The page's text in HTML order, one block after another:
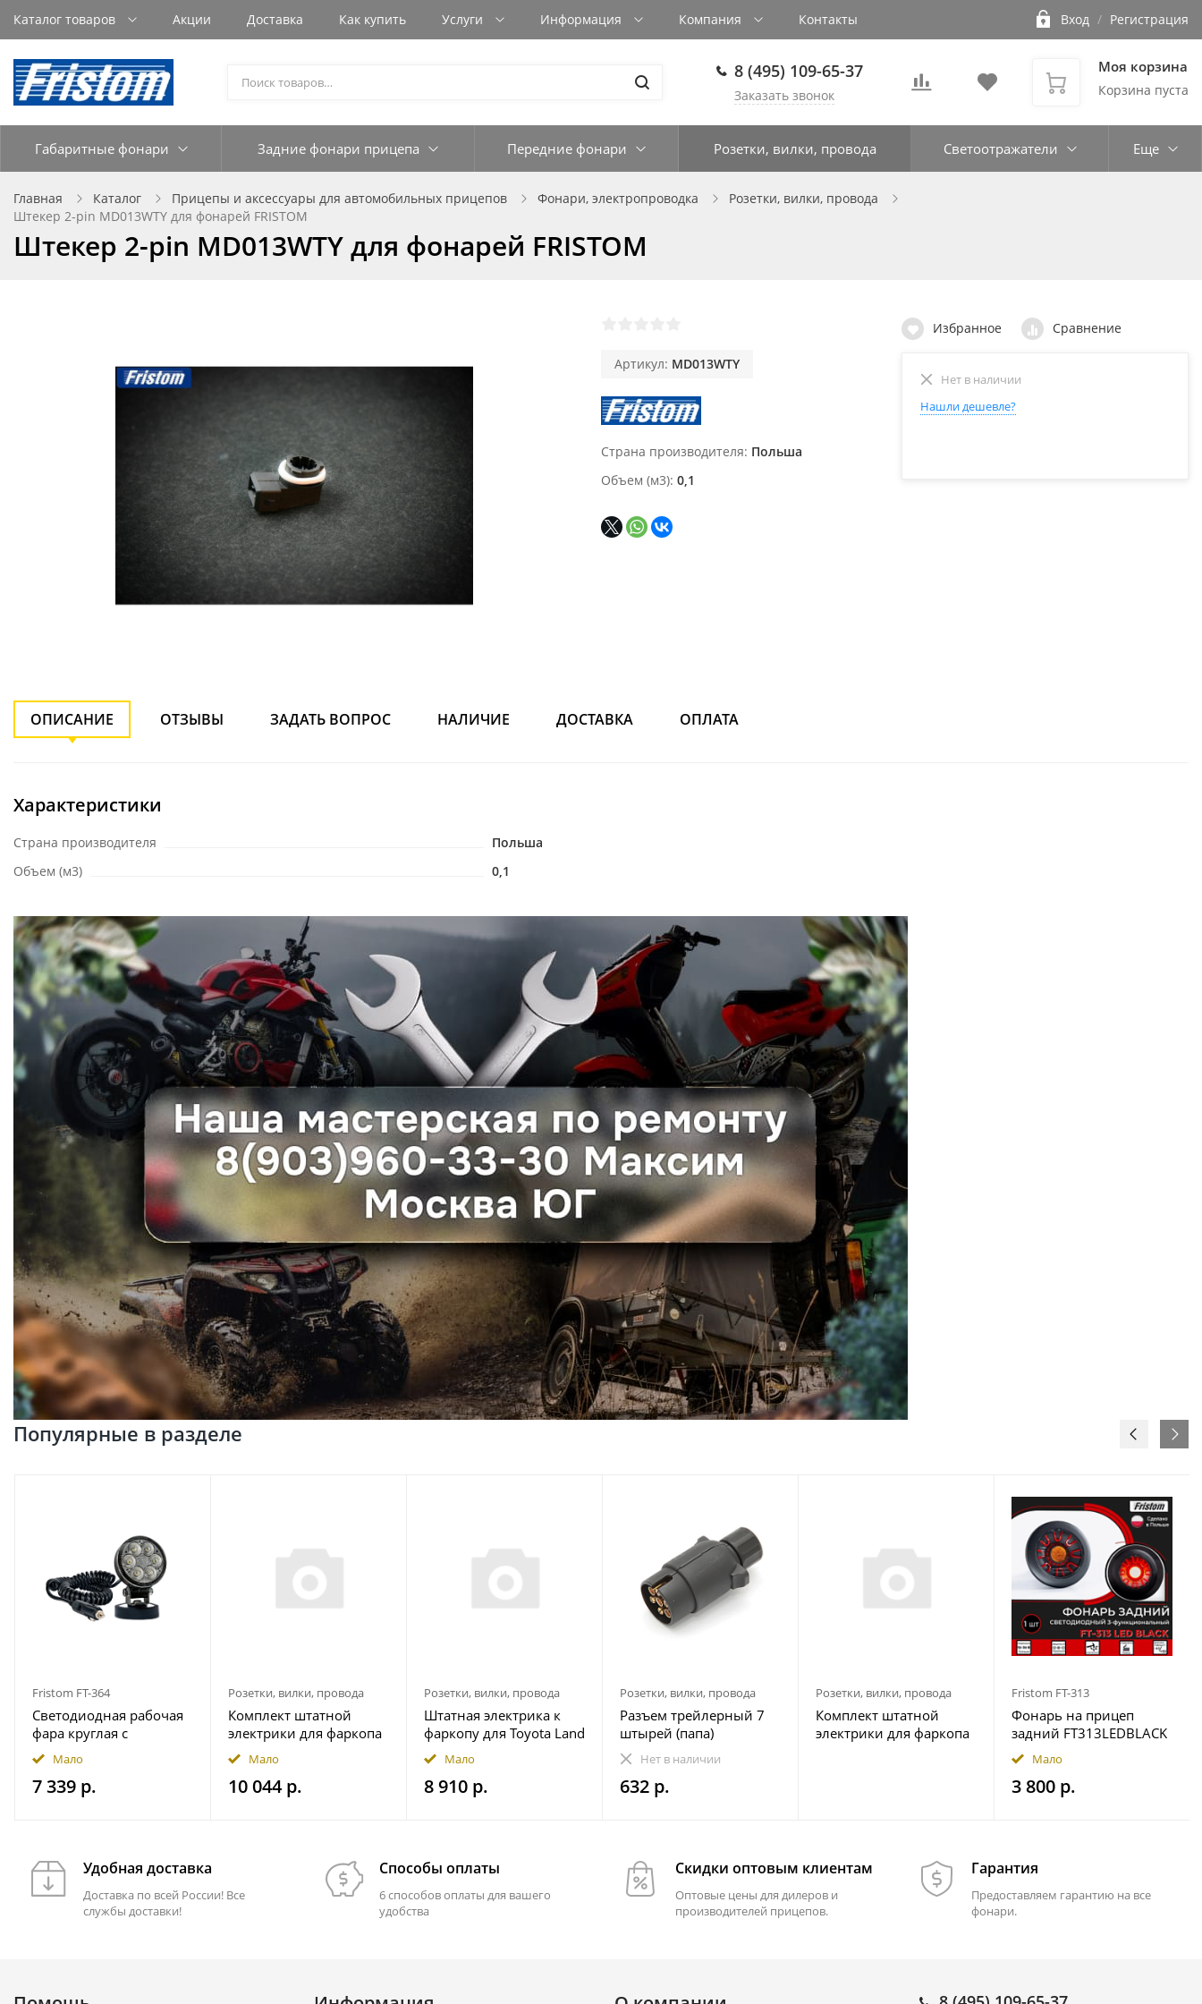
Каталог товаров Акции Доставка Как купить Услуги Информация Компания Контакты Вход / Регистрация
8 (495) 109-65-37
Заказать звонок
Моя корзина
Корзина пуста
Габаритные фонари Задние фонари прицепа Передние фонари Розетки, вилки, провода Светоотражатели Еще
Главная Каталог Прицепы и аксессуары для автомобильных прицепов Фонари, электропроводка
Розетки, вилки, провода
Штекер 2-pin MD013WTY для фонарей FRISTOM
Штекер 2-pin MD013WTY для фонарей FRISTOM
Артикул: MD013WTY
Страна производителя Польша
Объем (м3) 0,1
Избранное Сравнение
Нет в наличии
Нашли дешевле?
ОПИСАНИЕ ОТЗЫВЫ ЗАДАТЬ ВОПРОС НАЛИЧИЕ ДОСТАВКА ОПЛАТА
Характеристики
Страна производителя
Польша
Объем (м3)
0,1
Популярные в разделе
Fristom FT-364
Светодиодная рабочая
фара круглая с
широким световым
потоком мощность
2500 лм на магнитном
Мало
7 339 р.
Розетки, вилки, провода
Комплект штатной
электрики для фаркопа
7-pin JAC T9 2024- с
блоком 7.1 в
герметичном чехле
Мало
10 044 р.
Розетки, вилки, провода
Штатная электрика к
фаркопу для Toyota Land
Cruiser Prado 250 2023-
7-pin
Мало
8 910 р.
Розетки, вилки, провода
Разъем трейлерный 7
штырей (папа)
Нет в наличии
632 р.
Розетки, вилки, провода
Комплект штатной
электрики для фаркопа
Fristom FT-313
Фонарь на прицеп
задний FT313LEDBLACK
12-36В Fristom
Мало
3 800 р.
Удобная доставка
Доставка по всей России! Все
службы доставки!
Способы оплаты
6 способов оплаты для вашего
удобства
Скидки оптовым клиентам
Оптовые цены для дилеров и
производителей прицепов.
Гарантия
Предоставляем гарантию на все
фонари.